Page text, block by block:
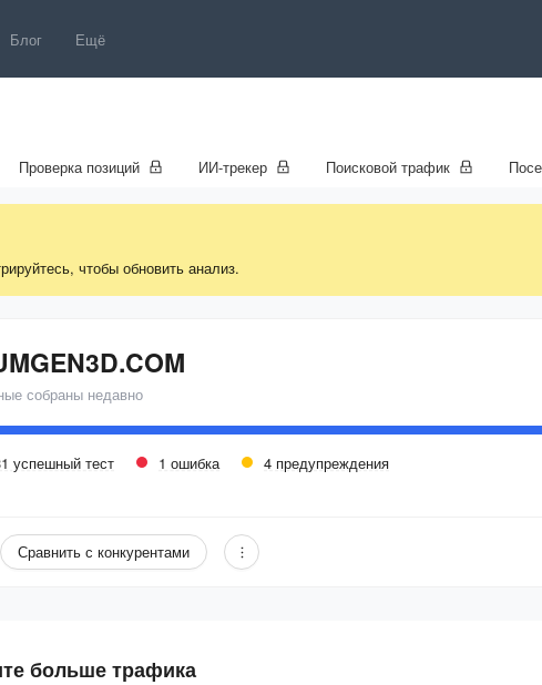
Блог Ещё
Проверка позиций ИИ-трекер Поисковой трафик
чтобы обновить анализ.
собраны недавно
успешный тест 1 ошибка 4 предупреждения
Сравнить с конкурентами
больше трафика